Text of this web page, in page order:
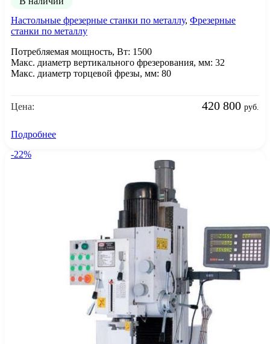
Настольные фрезерные станки по металлу, Фрезерные
станки по металлу
Цена: 420 800 руб.
Потребляемая мощность, Вт: 1500
Макс. диаметр вертикального фрезерования, мм: 32
Макс. диаметр торцевой фрезы, мм: 80
Подробнее
-22%